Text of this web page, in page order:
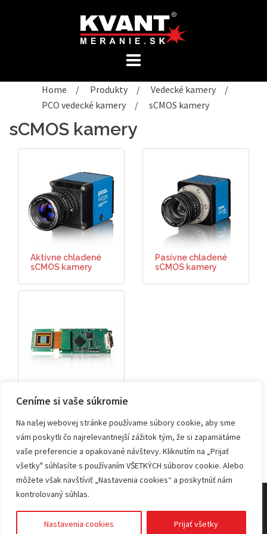
Ceníme si vaše súkromie
Na našej webovej stránke používame súbory cookie, aby sme
vám poskytli čo najrelevantnejší zážitok tým, že si zapamätáme
vaše preferencie a opakované návštevy. Kliknutím na „Prijať
všetky" súhlasíte s používaním VŠETKÝCH súborov cookie. Alebo
môžete však navštíviť „Nastavenia cookies“ a poskytnúť nám
kontrolovaný súhlas.
Nastavenia cookies Prijať všetky
Home / Produkty / Vedecké kamery
/
PCO vedecké kamery
/ sCMOS kamery
sCMOS kamery
Aktívne chladené
sCMOS kamery
Pasívne chladené
sCMOS kamery
sCMOS board-level